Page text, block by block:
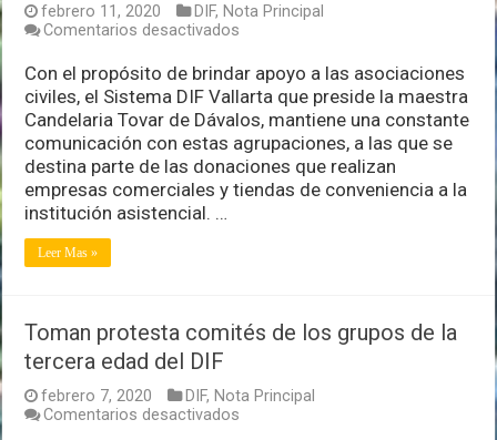
febrero 11, 2020 DIF, Nota Principal
Comentarios desactivados
DIF
Vallarta
apoyo
a
las
asociaciones
civiles
Con el propósito de brindar apoyo a las asociaciones
civiles, el Sistema DIF Vallarta que preside la maestra
Candelaria Tovar de Dávalos, mantiene una constante
comunicación con estas agrupaciones, a las que se
destina parte de las donaciones que realizan
empresas comerciales y tiendas de conveniencia a la
institución asistencial. …
Leer Mas »
Toman protesta comités de los grupos de la
tercera edad del DIF
febrero 7, 2020 DIF, Nota Principal
Comentarios desactivados